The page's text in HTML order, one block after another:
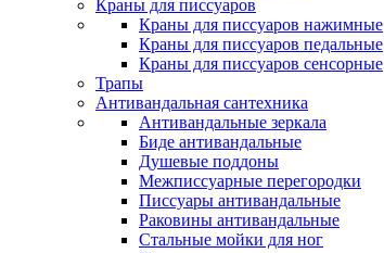
Краны для писсуаров
Краны для писсуаров нажимные
Краны для писсуаров педальные
Краны для писсуаров сенсорные
Трапы
Антивандальная сантехника
Антивандальные зеркала
Биде антивандальные
Душевые поддоны
Межписсуарные перегородки
Писсуары антивандальные
Раковины антивандальные
Стальные мойки для ног